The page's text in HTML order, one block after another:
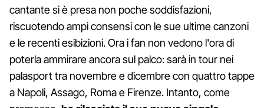
cantante si è presa non poche soddisfazioni,
riscuotendo ampi consensi con le sue ultime canzoni
e le recenti esibizioni. Ora i fan non vedono l'ora di
poterla ammirare ancora sul palco: sarà in tour nei
palasport tra novembre e dicembre con quattro tappe
a Napoli, Assago, Roma e Firenze. Intanto, come